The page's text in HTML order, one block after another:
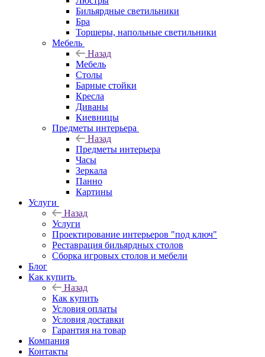
Бильярдные светильники
Бра
Торшеры, напольные светильники
Мебель
Назад
Мебель
Столы
Барные стойки
Кресла
Диваны
Киевницы
Предметы интерьера
Назад
Предметы интерьера
Часы
Зеркала
Панно
Картины
Услуги
Назад
Услуги
Проектирование интерьеров "под ключ"
Реставрация бильярдных столов
Сборка игровых столов и мебели
Блог
Как купить
Назад
Как купить
Условия оплаты
Условия доставки
Гарантия на товар
Компания
Контакты